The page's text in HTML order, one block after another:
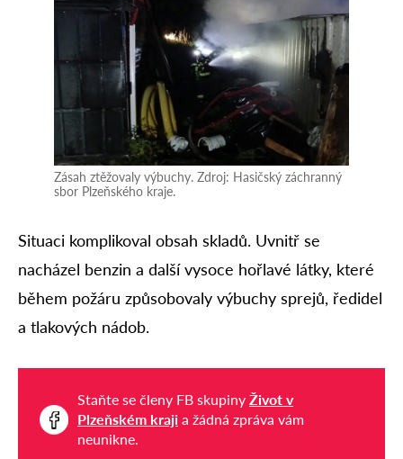
Zásah ztěžovaly výbuchy. Zdroj: Hasičský záchranný
sbor Plzeňského kraje.
Situaci komplikoval obsah skladů. Uvnitř se
nacházel benzin a další vysoce hořlavé látky, které
během požáru způsobovaly výbuchy sprejů, ředidel
a tlakových nádob.
Staňte se členy FB skupiny Život v
Plzeňském kraji a žádná zpráva vám
neunikne.